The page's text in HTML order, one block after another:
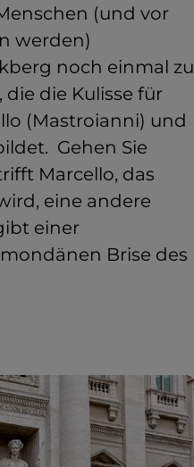
(und vor
werden)
noch einmal zu
, die die Kulisse für
(Mastroianni) und
Gehen Sie
Marcello, das
eine andere
einer
Brise des